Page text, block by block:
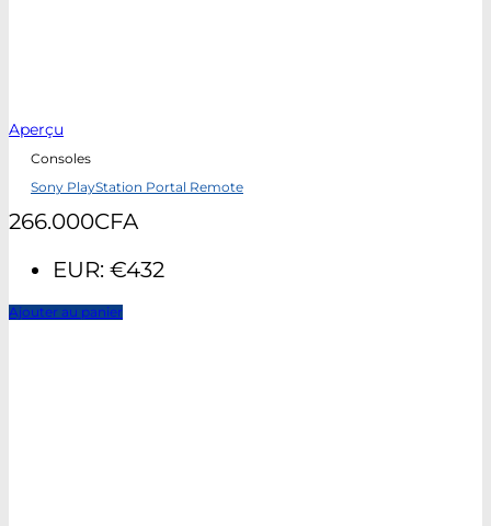
Aperçu
Consoles
Sony PlayStation Portal Remote
266.000CFA
EUR: €432
Ajouter au panier